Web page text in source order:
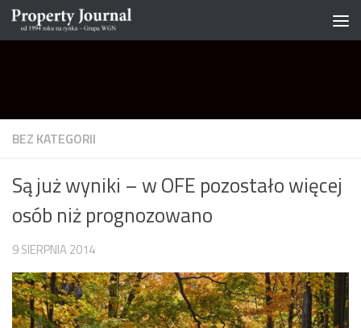
Skip to content
BEZ KATEGORII
Są już wyniki – w OFE pozostało więcej
osób niż prognozowano
9 SIERPNIA 2014